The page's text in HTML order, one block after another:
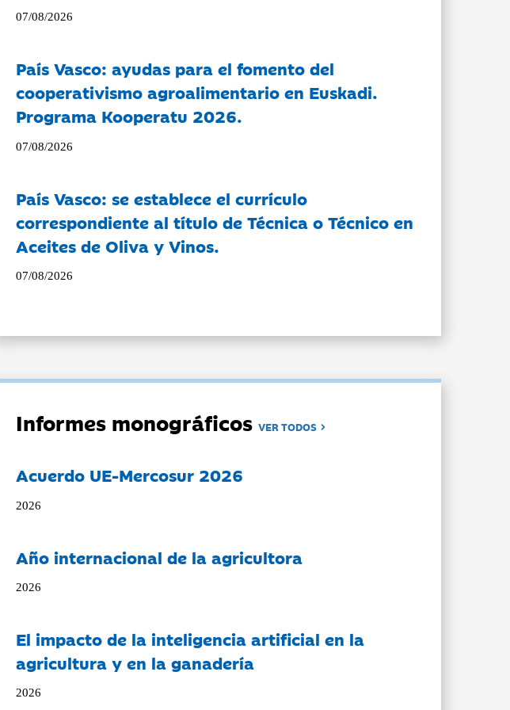
07/08/2026
País Vasco: ayudas para el fomento del
cooperativismo agroalimentario en Euskadi.
Programa Kooperatu 2026.
07/08/2026
País Vasco: se establece el currículo
correspondiente al título de Técnica o Técnico en
Aceites de Oliva y Vinos.
07/08/2026
Informes monográficosVER TODOS
Acuerdo UE-Mercosur 2026
2026
Año internacional de la agricultora
2026
El impacto de la inteligencia artificial en la
agricultura y en la ganadería
2026